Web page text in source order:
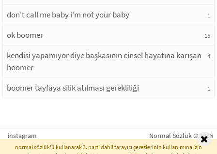
don't call me baby i'm not your baby 1
ok boomer 15
kendisi yapamıyor diye başkasının cinsel hayatına karışan
boomer
4
boomer tayfaya silik atılması gerekliliği 1
instagram Normal Sözlük © 2026
normal sözlük'ü kullanarak 3. parti dahil tarayıcı çerezlerinin kullanımına izin